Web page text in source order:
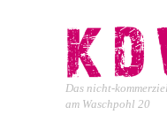
Das nicht-
am Waschpohl 20